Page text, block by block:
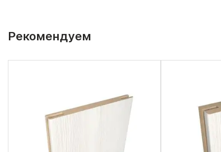
Рекомендуем